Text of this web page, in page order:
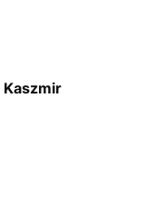
Kaszmir